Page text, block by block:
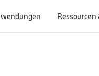
Ressourcen